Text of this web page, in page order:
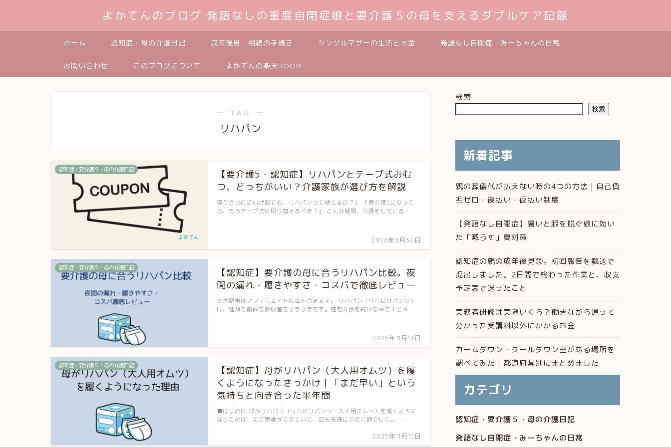
よかてんのブログ 発語なしの重度自閉症娘と要介護５の母を支えるダブルケア記録
ホーム 認知症・母の介護日記 成年後見・相続の手続き シングルマザーの生活とお金 発語なし自閉症・みーちゃんの日常
お問い合わせ このブログについて よかてんの楽天ROOM
― TAG ―
リハパン
認知症・要介護５・母の介護日記
【要介護5・認知症】リハパンとテープ式おむ
つ、どっちがいい？介護家族が選び方を解説
2026年3月30日
寝たきりに近い状態でも、リハパンって使えるの？」 「要介護5になった
ら、もうテープ式に切り替えるべき？」 こんな疑問、介護をしている …
認知症・要介護５・母の介護日記
【認知症】要介護の母に合うリハパン比較。夜
間の漏れ・履きやすさ・コスパで徹底レビュー
2025年11月16日
※本記事はアフィリエイト広告を含みます。 リハパン（リハビリパンツ）
は、種類も値段も吸収量もさまざまです。在宅介護を続ける中で「どれ …
認知症・要介護５・母の介護日記
【認知症】母がリハパン（大人用オムツ）を履
くようになったきっかけ｜「まだ早い」という
気持ちと向き合った半年間
2025年11月15日
■はじめに 母がリハパン（リハビリパンツ・大人用オムツ）を履くように
なったのは、まだ家事ができていて、話も普通にできた頃でした。 …
検索
検索
新着記事
親の葬儀代が払えない時の4つの方法｜自己負
担ゼロ・後払い・仮払い制度
【発語なし自閉症】暑いと服を脱ぐ娘に効い
た「減らす」夏対策
認知症の親の成年後見⑩。初回報告を郵送で
提出しました。2日間で終わった作業と、収支
予定表で迷ったこと
実務者研修は実際いくら？働きながら通って
分かった受講料以外にかかるお金
カームダウン・クールダウン室がある場所を
調べてみた｜都道府県別にまとめました
カテゴリ
認知症・要介護５・母の介護日記
発語なし自閉症・みーちゃんの日常